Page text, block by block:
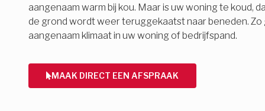
aangenaam warm bij kou. Maar is uw woning te koud,
de grond wordt weer teruggekaatst naar beneden. Zo
aangenaam klimaat in uw woning of bedrijfspand.
MAAK DIRECT EEN AFSPRAAK